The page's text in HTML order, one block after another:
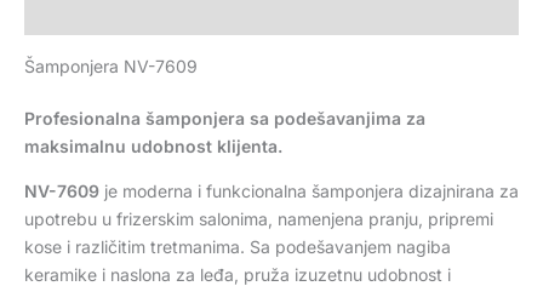
Šamponjera NV-7609
Profesionalna šamponjera sa podešavanjima za
maksimalnu udobnost klijenta.
NV-7609 je moderna i funkcionalna šamponjera dizajnirana za
upotrebu u frizerskim salonima, namenjena pranju, pripremi
kose i različitim tretmanima. Sa podešavanjem nagiba
keramike i naslona za leđa, pruža izuzetnu udobnost i